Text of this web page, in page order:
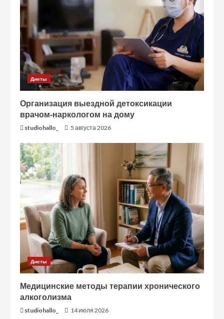
Диеты
Организация выездной детоксикации
врачом-наркологом на дому
studiohallo_ 5 августа 2026
Диеты
Медицинские методы терапии хронического
алкоголизма
studiohallo_ 14 июля 2026